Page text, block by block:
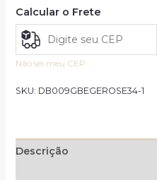
Calcular o Frete
Não sei meu CEP
SKU: DB009GBEGEROSE34-1
Descrição